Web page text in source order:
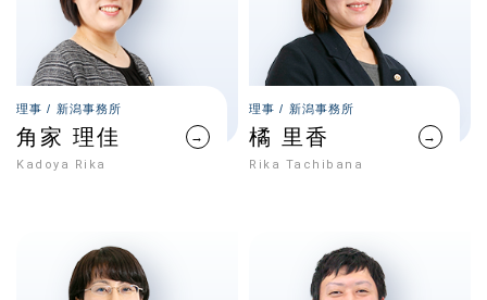
理事 / 新潟事務所
角家 理佳
Kadoya Rika
→
理事 / 新潟事務所
橘 里香
Rika Tachibana
→